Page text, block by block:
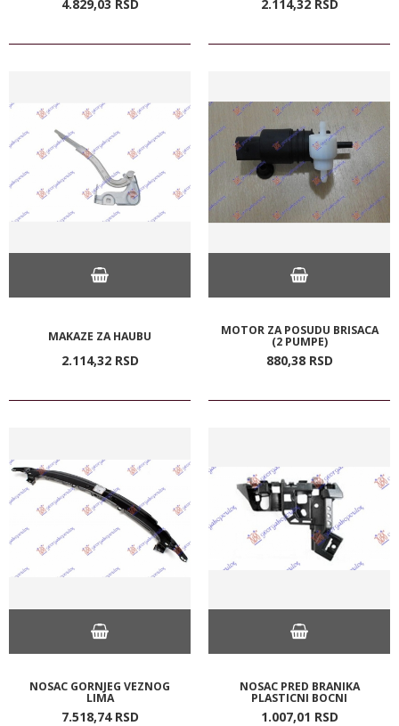
4.829,03 RSD 2.114,32 RSD
MAKAZE ZA HAUBU
2.114,32 RSD
MOTOR ZA POSUDU BRISACA
(2 PUMPE)
880,38 RSD
NOSAC GORNJEG VEZNOG
LIMA
7.518,74 RSD
NOSAC PRED BRANIKA
PLASTICNI BOCNI
1.007,01 RSD